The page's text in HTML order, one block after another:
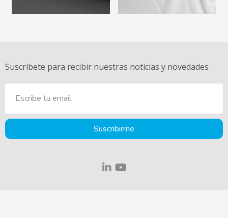
Suscríbete para recibir nuestras notícias y novedades
Suscribirme